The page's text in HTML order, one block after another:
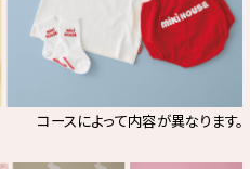
コースによって内容が異なります。